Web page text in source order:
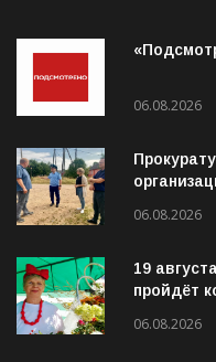
06.08.2026
06.08.2026
19